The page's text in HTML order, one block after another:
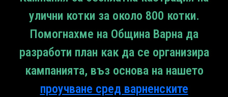
улични котки за около 800 котки.
Помогнахме на Община Варна да
разработи план как да се организира
кампанията, въз основа на нашето
проучване сред варненските